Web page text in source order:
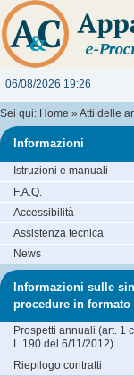
06/08/2026 19:26
Sei qui: Home » Atti delle
Informazioni
Istruzioni e manuali
F.A.Q.
Accessibilità
Assistenza tecnica
News
Informazioni sulle
procedure in formato
Prospetti annuali (art. 1
L.190 del 6/11/2012)
Riepilogo contratti